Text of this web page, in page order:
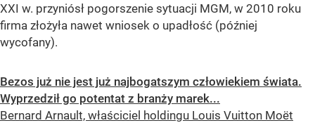
XXI w. przyniósł pogorszenie sytuacji MGM, w 2010 roku
firma złożyła nawet wniosek o upadłość (później
wycofany).
Bezos już nie jest już najbogatszym człowiekiem świata.
Wyprzedził go potentat z branży marek...
Bernard Arnault, właściciel holdingu Louis Vuitton Moët